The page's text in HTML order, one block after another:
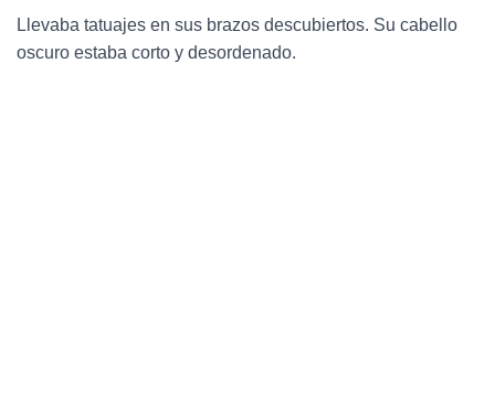
Llevaba tatuajes en sus brazos descubiertos. Su cabello
oscuro estaba corto y desordenado.